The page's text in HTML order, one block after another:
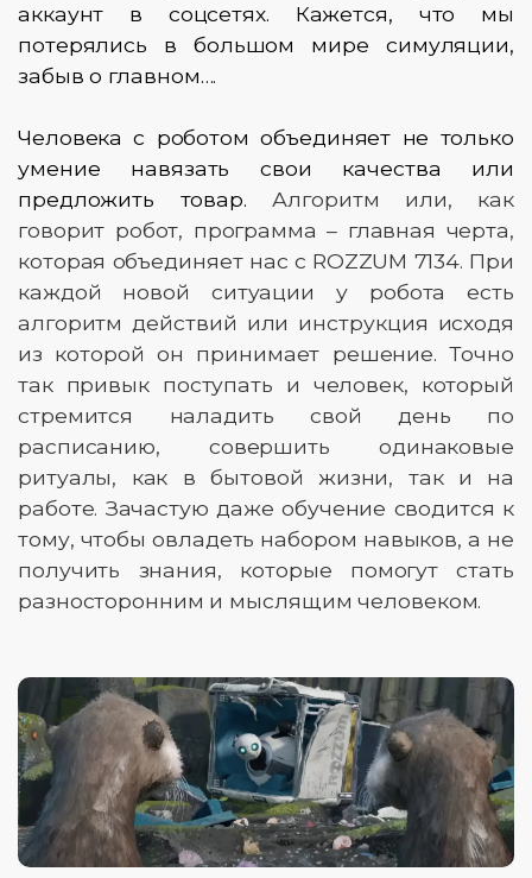
аккаунт в соцсетях. Кажется, что мы
потерялись в большом мире симуляции,
забыв о главном….
Человека с роботом объединяет не только
умение навязать свои качества или
предложить товар. Алгоритм или, как
говорит робот, программа – главная черта,
которая объединяет нас с ROZZUM 7134. При
каждой новой ситуации у робота есть
алгоритм действий или инструкция исходя
из которой он принимает решение. Точно
так привык поступать и человек, который
стремится наладить свой день по
расписанию, совершить одинаковые
ритуалы, как в бытовой жизни, так и на
работе. Зачастую даже обучение сводится к
тому, чтобы овладеть набором навыков, а не
получить знания, которые помогут стать
разносторонним и мыслящим человеком.